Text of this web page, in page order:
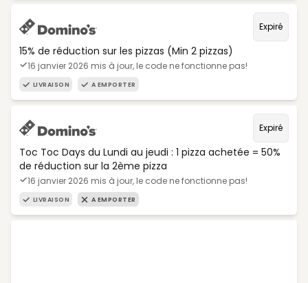
Expiré
15% de réduction sur les pizzas (Min 2 pizzas)
16 janvier 2026 mis à jour, le code ne fonctionne pas!
LIVRAISON A EMPORTER
Expiré
Toc Toc Days du Lundi au jeudi : 1 pizza achetée = 50%
de réduction sur la 2ème pizza
16 janvier 2026 mis à jour, le code ne fonctionne pas!
LIVRAISON A EMPORTER